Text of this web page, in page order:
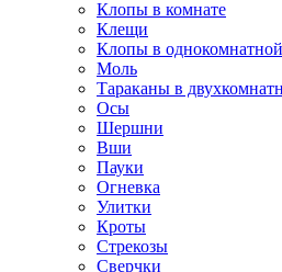
Клопы в комнате
Клещи
Клопы в
Моль
Тараканы в
Осы
Шершни
Вши
Пауки
Огневка
Улитки
Кроты
Стрекозы
Сверчки